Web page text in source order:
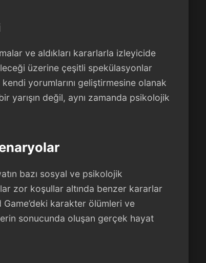
ve aldıkları kararlarla izleyicide
üzerine çeşitli spekülasyonlar
yorumlarını geliştirmesine olanak
yarışın değil, aynı zamanda psikolojik
bazı sosyal ve psikolojik
zor koşullar altında benzer kararlar
karakter ölümleri ve
sonucunda oluşan gerçek hayat